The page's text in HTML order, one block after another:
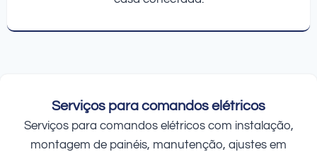
Serviços para comandos elétricos
Serviços para comandos elétricos com instalação,
montagem de painéis, manutenção, ajustes em